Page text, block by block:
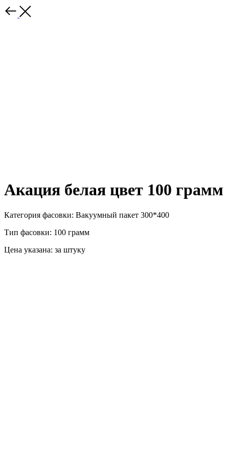
Акация белая цвет 100 грамм
Категория фасовки: Вакуумный пакет 300*400
Тип фасовки: 100 грамм
Цена указана: за штуку